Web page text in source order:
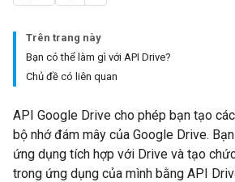
Trên trang này
Bạn có thể làm gì với API Drive?
Chủ đề có liên quan
API Google Drive cho phép bạn tạo
bộ nhớ đám mây của Google Drive.
ứng dụng tích hợp với Drive và tạo
trong ứng dụng của mình bằng API